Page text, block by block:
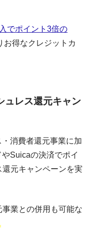
でポイント3倍の
お得なクレジットカ
ュレス還元キャン
消費者還元事業に加
Suicaの決済でポイ
元キャンペーンを実
業との併用も可能な